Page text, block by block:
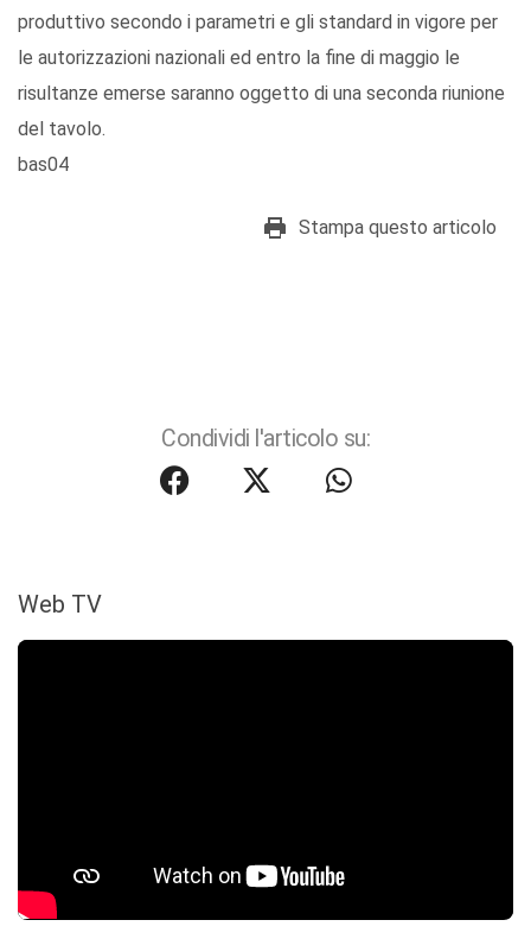
produttivo secondo i parametri e gli standard in vigore per
le autorizzazioni nazionali ed entro la fine di maggio le
risultanze emerse saranno oggetto di una seconda riunione
del tavolo.
bas04
Stampa questo articolo
Condividi l'articolo su:
Web TV